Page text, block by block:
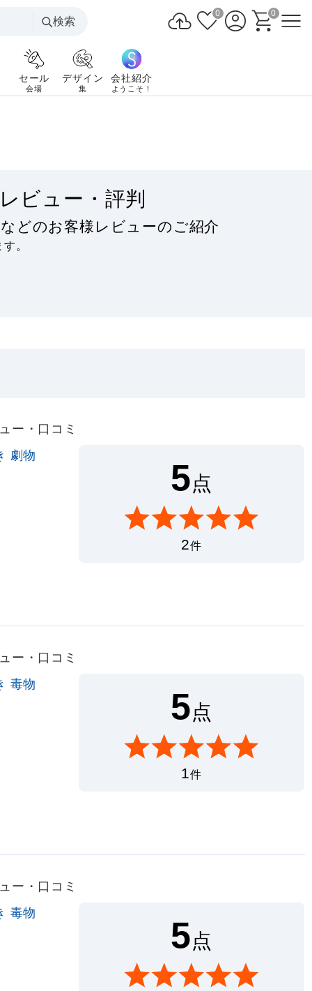
検索
0 0
セール
会場
デザイン
集
会社紹介
ようこそ！
ビュー・評判
どのお客様レビューのご紹介
。
ー・口コミ
劇物
5点
2件
ー・口コミ
毒物
5点
1件
ー・口コミ
毒物
5点